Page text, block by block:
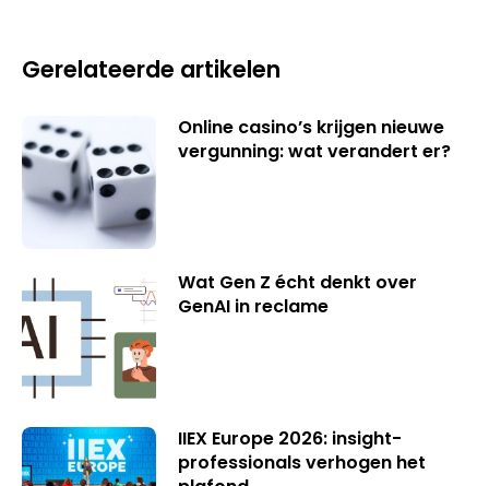
Gerelateerde artikelen
Online casino’s krijgen nieuwe
vergunning: wat verandert er?
Wat Gen Z écht denkt over
GenAI in reclame
IIEX Europe 2026: insight-
professionals verhogen het